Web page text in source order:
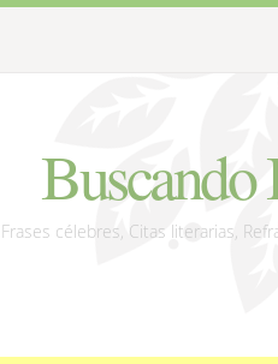
Buscando
Frases célebres, Citas literarias,